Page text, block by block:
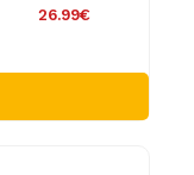
26.99€